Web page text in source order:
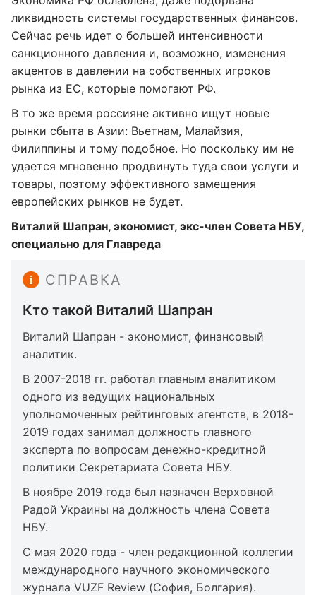
ликвидность системы государственных финансов.
Сейчас речь идет о большей интенсивности
санкционного давления и, возможно, изменения
акцентов в давлении на собственных игроков
рынка из ЕС, которые помогают РФ.
В то же время россияне активно ищут новые
рынки сбыта в Азии: Вьетнам, Малайзия,
Филиппины и тому подобное. Но поскольку им не
удается мгновенно продвинуть туда свои услуги и
товары, поэтому эффективного замещения
европейских рынков не будет.
Виталий Шапран, экономист, экс-член Совета НБУ,
специально для Главреда
СПРАВКА
Кто такой Виталий Шапран
Виталий Шапран - экономист, финансовый
аналитик.
В 2007-2018 гг. работал главным аналитиком
одного из ведущих национальных
уполномоченных рейтинговых агентств, в 2018-
2019 годах занимал должность главного
эксперта по вопросам денежно-кредитной
политики Секретариата Совета НБУ.
В ноябре 2019 года был назначен Верховной
Радой Украины на должность члена Совета
НБУ.
С мая 2020 года - член редакционной коллегии
международного научного экономического
журнала VUZF Review (София, Болгария).